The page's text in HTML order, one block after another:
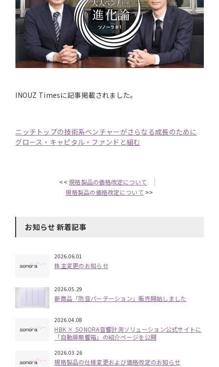
INOUZ Timesに記事掲載されました。
ニッチトップの技術系ベンチャーがさらなる成長のために
グロース・キャピタル・ファンドと組む
<<規格製品の価格改定について
規格製品の価格改定について >>
お知らせ 新着記事
2026.06.01
株主変更のお知らせ
2026.05.29
新商品「防音パーテーション」販売開始しました
2026.04.08
HBK × SONORA音響計測ソリューション公式サイトに
「自動扉無響箱」の紹介ページを公開
2026.03.26
規格製品の仕様変更および価格改定のお知らせ